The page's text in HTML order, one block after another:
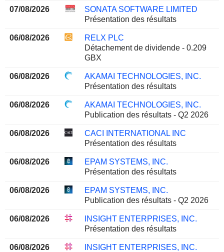
07/08/2026
SONATA SOFTWARE LIMITED
Présentation des résultats
06/08/2026
RELX PLC
Détachement de dividende - 0.209
GBX
06/08/2026
AKAMAI TECHNOLOGIES, INC.
Présentation des résultats
06/08/2026
AKAMAI TECHNOLOGIES, INC.
Publication des résultats - Q2 2026
06/08/2026
CACI INTERNATIONAL INC
Présentation des résultats
06/08/2026
EPAM SYSTEMS, INC.
Présentation des résultats
06/08/2026
EPAM SYSTEMS, INC.
Publication des résultats - Q2 2026
06/08/2026
INSIGHT ENTERPRISES, INC.
Présentation des résultats
06/08/2026
INSIGHT ENTERPRISES, INC.